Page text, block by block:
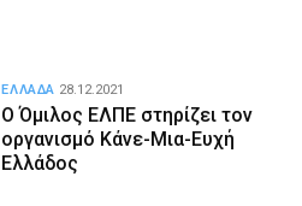
Ο Όμιλος ΕΛΠΕ στηρίζει τον
οργανισμό Κάνε-Μια-Ευχή
Ελλάδος
ΕΛΛΑΔΑ 28.12.2021